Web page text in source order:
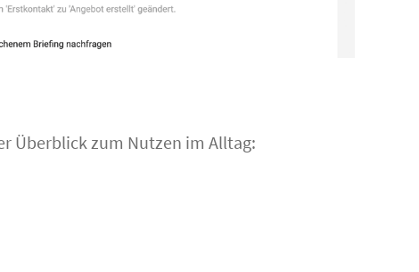
Überblick zum Nutzen im Alltag: